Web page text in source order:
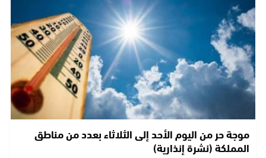
موجة حر من اليوم الأحد إلى الثلاثاء بعدد من مناطق
المملكة (نشرة إنذارية)